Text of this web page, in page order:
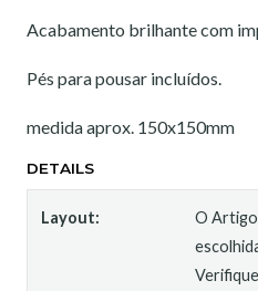
Acabamento brilhante com
Pés para pousar incluídos.
medida aprox. 150x150mm
DETAILS
Layout:
O Artigo